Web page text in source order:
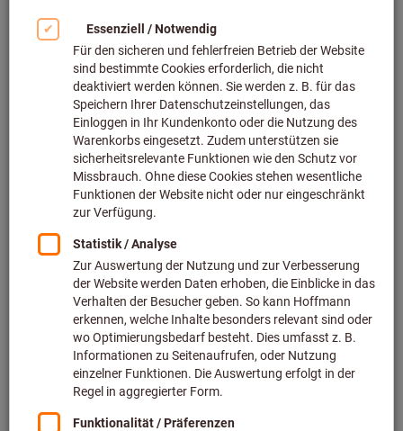
Formen und Bohren unterscheiden und wie
Sie Ihre Prozesssicherheit steigern.
Jetzt Webinar ansehen
Filtern & Sortieren
Produkte
Produkte
Maschinen-Gewindebohrer HSS-E
Form B unbeschichtet
Art.-Nr.: 132830
Lieferbar
54 Varianten